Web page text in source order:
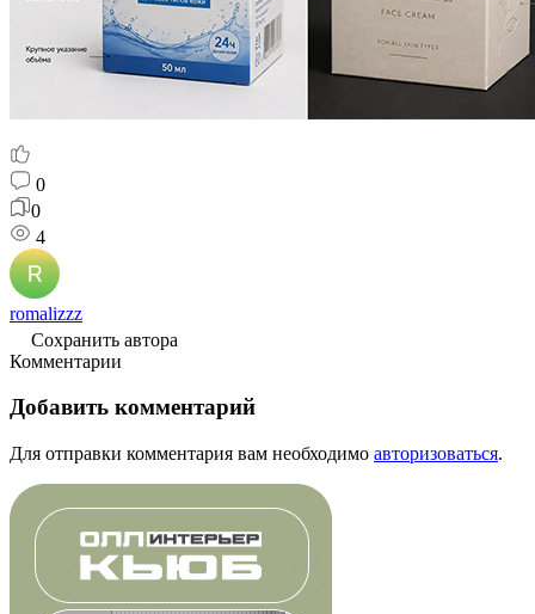
0
0
4
romalizzz
Сохранить автора
Комментарии
Добавить комментарий
Для отправки комментария вам необходимо авторизоваться.